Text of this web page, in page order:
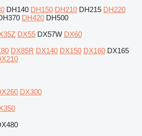
DH140 DH150 DH210 DH215 DH220
DH420 DH500
DX55 DX57W DX60
DX85R DX140 DX150 DX160 DX165
DX300